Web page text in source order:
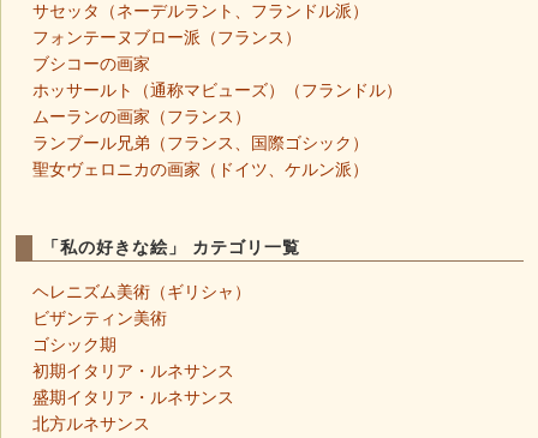
サセッタ（ネーデルラント、フランドル派）
フォンテーヌブロー派（フランス）
ブシコーの画家
ホッサールト（通称マビューズ）（フランドル）
ムーランの画家（フランス）
ランブール兄弟（フランス、国際ゴシック）
聖女ヴェロニカの画家（ドイツ、ケルン派）
「私の好きな絵」 カテゴリ一覧
ヘレニズム美術（ギリシャ）
ビザンティン美術
ゴシック期
初期イタリア・ルネサンス
盛期イタリア・ルネサンス
北方ルネサンス